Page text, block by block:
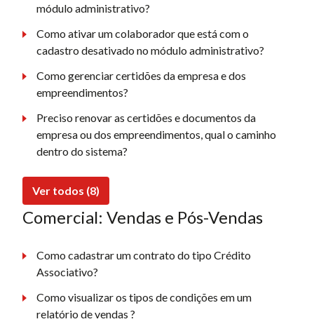
módulo administrativo?
Como ativar um colaborador que está com o
cadastro desativado no módulo administrativo?
Como gerenciar certidões da empresa e dos
empreendimentos?
Preciso renovar as certidões e documentos da
empresa ou dos empreendimentos, qual o caminho
dentro do sistema?
Ver todos (8)
Comercial: Vendas e Pós-Vendas
Como cadastrar um contrato do tipo Crédito
Associativo?
Como visualizar os tipos de condições em um
relatório de vendas ?